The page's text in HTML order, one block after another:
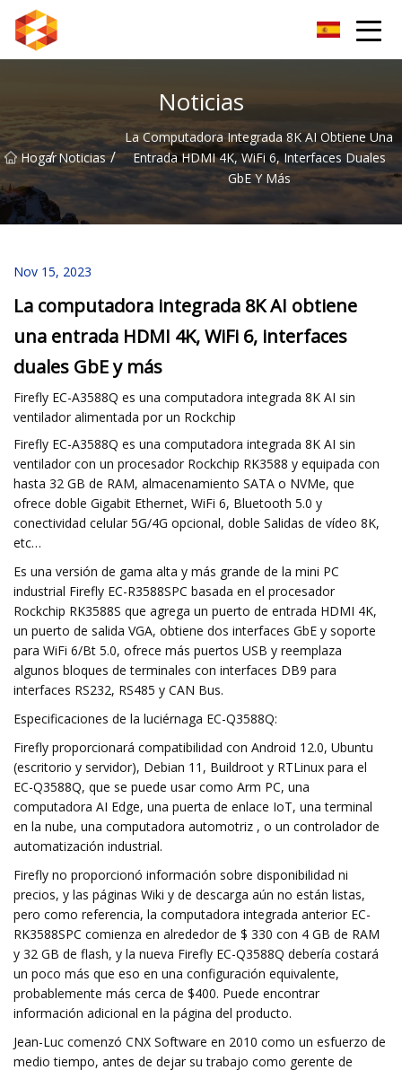
Noticias
Hogar
/ Noticias /
La Computadora Integrada 8K AI Obtiene Una
Entrada HDMI 4K, WiFi 6, Interfaces Duales
GbE Y Más
Nov 15, 2023
La computadora integrada 8K AI obtiene
una entrada HDMI 4K, WiFi 6, interfaces
duales GbE y más
Firefly EC-A3588Q es una computadora integrada 8K AI sin
ventilador alimentada por un Rockchip
Firefly EC-A3588Q es una computadora integrada 8K AI sin
ventilador con un procesador Rockchip RK3588 y equipada con
hasta 32 GB de RAM, almacenamiento SATA o NVMe, que
ofrece doble Gigabit Ethernet, WiFi 6, Bluetooth 5.0 y
conectividad celular 5G/4G opcional, doble Salidas de vídeo 8K,
etc…
Es una versión de gama alta y más grande de la mini PC
industrial Firefly EC-R3588SPC basada en el procesador
Rockchip RK3588S que agrega un puerto de entrada HDMI 4K,
un puerto de salida VGA, obtiene dos interfaces GbE y soporte
para WiFi 6/Bt 5.0, ofrece más puertos USB y reemplaza
algunos bloques de terminales con interfaces DB9 para
interfaces RS232, RS485 y CAN Bus.
Especificaciones de la luciérnaga EC-Q3588Q:
Firefly proporcionará compatibilidad con Android 12.0, Ubuntu
(escritorio y servidor), Debian 11, Buildroot y RTLinux para el
EC-Q3588Q, que se puede usar como Arm PC, una
computadora AI Edge, una puerta de enlace IoT, una terminal
en la nube, una computadora automotriz , o un controlador de
automatización industrial.
Firefly no proporcionó información sobre disponibilidad ni
precios, y las páginas Wiki y de descarga aún no están listas,
pero como referencia, la computadora integrada anterior EC-
RK3588SPC comienza en alrededor de $ 330 con 4 GB de RAM
y 32 GB de flash, y la nueva Firefly EC-Q3588Q debería costará
un poco más que eso en una configuración equivalente,
probablemente más cerca de $400. Puede encontrar
información adicional en la página del producto.
Jean-Luc comenzó CNX Software en 2010 como un esfuerzo de
medio tiempo, antes de dejar su trabajo como gerente de